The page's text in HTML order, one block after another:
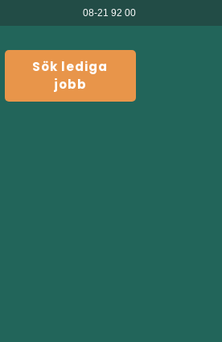
08-21 92 00
Sök lediga
jobb